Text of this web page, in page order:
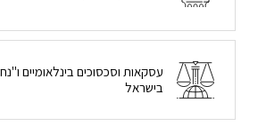
עסקאות וסכסוכים בינלאומיים
בישראל